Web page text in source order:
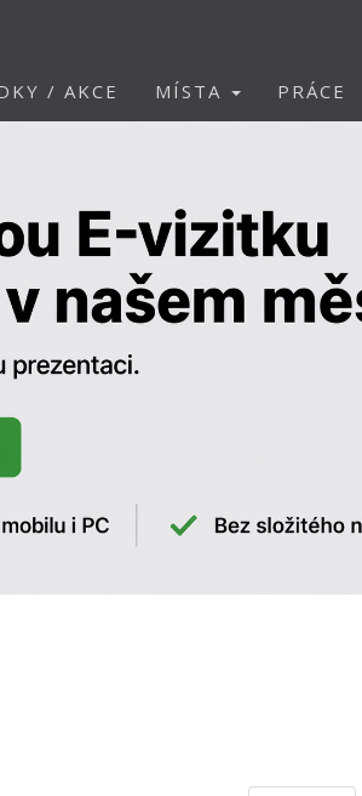
/ AKCE MÍSTA PRÁCE